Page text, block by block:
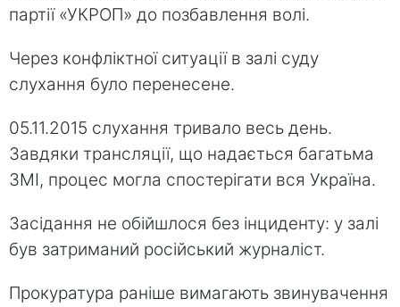
партії «УКРОП» до позбавлення волі.
Через конфліктної ситуації в залі суду
слухання було перенесене.
05.11.2015 слухання тривало весь день.
Завдяки трансляції, що надається багатьма
ЗМІ, процес могла спостерігати вся Україна.
Засідання не обійшлося без інциденту: у залі
був затриманий російський журналіст.
Прокуратура раніше вимагають звинувачення